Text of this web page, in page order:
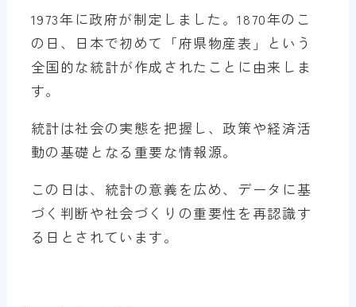
1973年に政府が制定しました。1870年のこ
の日、日本で初めて「府県物産表」という
全国的な統計が作成されたことに由来しま
す。
統計は社会の実態を把握し、政策や経済活
動の基礎となる重要な情報源。
この日は、統計の意義を広め、データに基
づく判断や社会づくりの重要性を再認識す
る日とされています。